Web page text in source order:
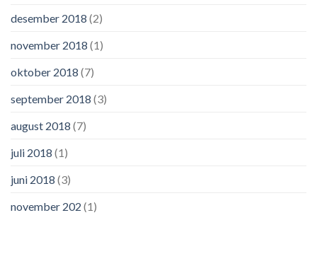
desember 2018 (2)
november 2018 (1)
oktober 2018 (7)
september 2018 (3)
august 2018 (7)
juli 2018 (1)
juni 2018 (3)
november 202 (1)